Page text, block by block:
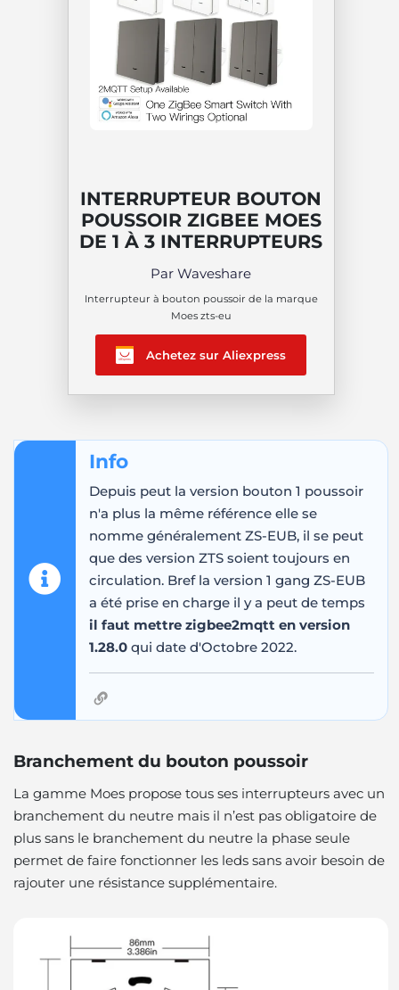
INTERRUPTEUR BOUTON
POUSSOIR ZIGBEE MOES
DE 1 À 3 INTERRUPTEURS
Par Waveshare
Interrupteur à bouton poussoir de la marque
Moes zts-eu
Achetez sur Aliexpress
Info
Depuis peut la version bouton 1 poussoir
n'a plus la même référence elle se
nomme généralement ZS-EUB, il se peut
que des version ZTS soient toujours en
circulation. Bref la version 1 gang ZS-EUB
a été prise en charge il y a peut de temps
il faut mettre zigbee2mqtt en version
1.28.0 qui date d'Octobre 2022.
Branchement du bouton poussoir
La gamme Moes propose tous ses interrupteurs avec un
branchement du neutre mais il n’est pas obligatoire de
plus sans le branchement du neutre la phase seule
permet de faire fonctionner les leds sans avoir besoin de
rajouter une résistance supplémentaire.